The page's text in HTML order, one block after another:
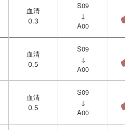
血清
0.3
S09
↓
A00
血清
0.5
S09
↓
A00
血清
0.5
S09
↓
A00
血清
0.3
S09
↓
A00
血清
0.5
S09
↓
A00
血清
0.5
S09
↓
A00